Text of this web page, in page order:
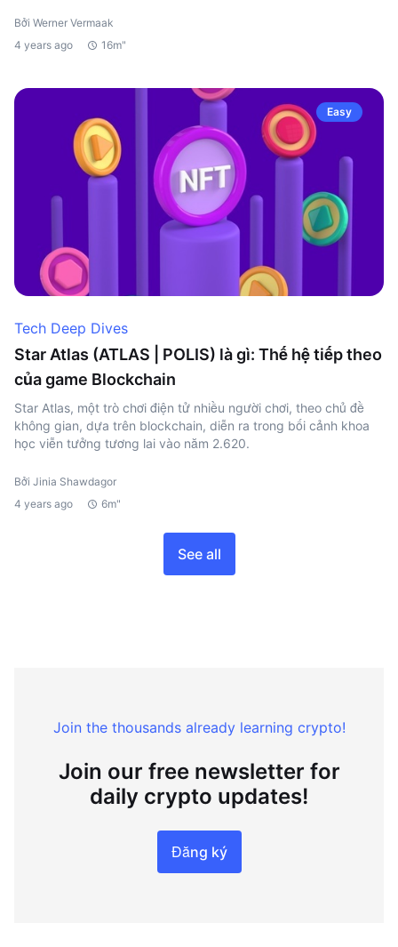
Bởi Werner Vermaak
4 years ago
16m"
Easy
Tech Deep Dives
Star Atlas (ATLAS | POLIS) là gì: Thế hệ tiếp theo
của game Blockchain
Star Atlas, một trò chơi điện tử nhiều người chơi, theo chủ đề
không gian, dựa trên blockchain, diễn ra trong bối cảnh khoa
học viễn tưởng tương lai vào năm 2.620.
Bởi Jinia Shawdagor
4 years ago
6m"
See all
Join the thousands already learning crypto!
Join our free newsletter for
daily crypto updates!
Đăng ký